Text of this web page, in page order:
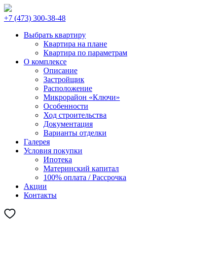
+7 (473) 300-38-48
Выбрать квартиру
Квартира на плане
Квартира по параметрам
О комплексе
Описание
Застройщик
Расположение
Микрорайон «Ключи»
Особенности
Ход строительства
Документация
Варианты отделки
Галерея
Условия покупки
Ипотека
Материнский капитал
100% оплата / Рассрочка
Акции
Контакты